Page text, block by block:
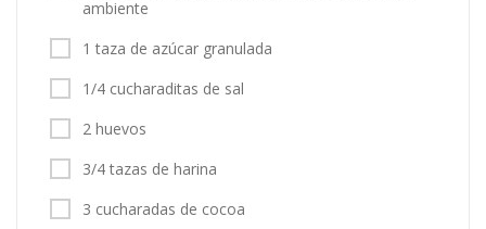
Entrar / Registrarse
ambiente
1 taza de azúcar granulada
1/4 cucharaditas de sal
2 huevos
3/4 tazas de harina
3 cucharadas de cocoa